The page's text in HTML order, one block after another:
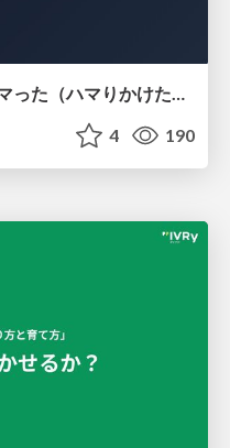
AWS ネットワーク構築でハマった（ハマりかけた） 5選とそこから得た教訓
4 190